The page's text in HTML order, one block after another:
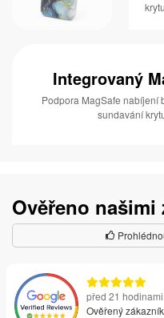
Integrovaný
Podpora MagSafe nabíjení
sundavání
Ověřeno našimi
před 21
Ověřený zákazník